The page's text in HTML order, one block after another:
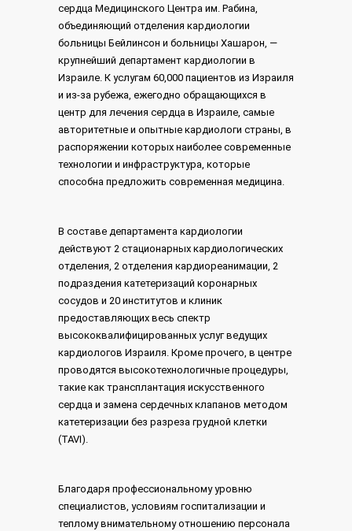
сердца Медицинского Центра им. Рабина,
объединяющий отделения кардиологии
больницы Бейлинсон и больницы Хашарон, —
крупнейший департамент кардиологии в
Израиле. К услугам 60,000 пациентов из Израиля
и из-за рубежа, ежегодно обращающихся в
центр для лечения сердца в Израиле, самые
авторитетные и опытные кардиологи страны, в
распоряжении которых наиболее современные
технологии и инфраструктура, которые
способна предложить современная медицина.
В составе департамента кардиологии
действуют 2 стационарных кардиологических
отделения, 2 отделения кардиореанимации, 2
подраздения катетеризаций коронарных
сосудов и 20 институтов и клиник
предоставляющих весь спектр
высококвалифицированных услуг ведущих
кардиологов Израиля. Кроме прочего, в центре
проводятся высокотехнологичные процедуры,
такие как трансплантация искусственного
сердца и замена сердечных клапанов методом
катетеризации без разреза грудной клетки
(TAVI).
Благодаря профессиональному уровню
специалистов, условиям госпитализации и
теплому внимательному отношению персонала